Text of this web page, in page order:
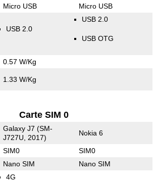
Micro USB Micro USB
USB 2.0
USB 2.0
USB OTG
0.57 W/Kg
1.33 W/Kg
Carte SIM 0
Galaxy J7 (SM-
J727U, 2017)
Nokia 6
SIM0 SIM0
Nano SIM Nano SIM
4G